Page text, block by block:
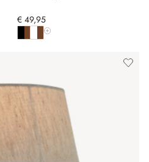
€ 49,95
Alle Farben anzeigen